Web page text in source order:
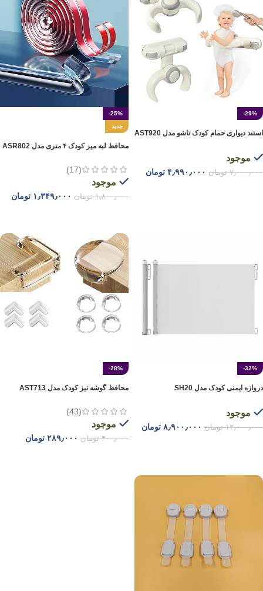
-29%
استند دیواری حمام کودک تاشو مدل AST920
موجود
۷٫۰۰۰٫۰۰۰ تومان ۴٫۹۹۰٫۰۰۰ تومان
-25%
جدید
محافظ لبه میز کودک ۴ متری مدل ASR802
(17)
موجود
۱٫۸۰۰٫۰۰۰ تومان ۱٫۳۴۹٫۰۰۰ تومان
-32%
دروازه ایمنی کودک مدل SH20
موجود
۱۳٫۰۰۰٫۰۰۰ تومان ۸٫۹۰۰٫۰۰۰ تومان
-28%
محافظ گوشه تیز کودک مدل AST713
(43)
موجود
۴۰۰٫۰۰۰ تومان ۲۸۹٫۰۰۰ تومان